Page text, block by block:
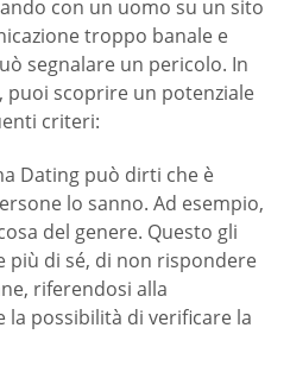
con un uomo su un sito
troppo banale e
segnalare un pericolo. In
puoi scoprire un potenziale
criteri:
Dating può dirti che è
lo sanno. Ad esempio,
del genere. Questo gli
più di sé, di non rispondere
riferendosi alla
la possibilità di verificare la